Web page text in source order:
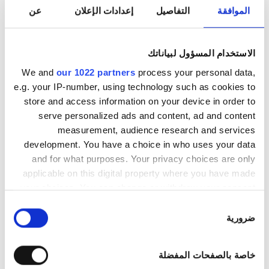
الموافقة التفاصيل إعدادات الإعلان عن
الاستخدام المسؤول لبياناتك
We and our 1022 partners process your personal data,
e.g. your IP-number, using technology such as cookies to
store and access information on your device in order to
serve personalized ads and content, ad and content
measurement, audience research and services
development. You have a choice in who uses your data
and for what purposes. Your privacy choices are only
applicable on this digital property where you have made
your choices. You can change or withdraw your consent
the Privacy trigger icon.
Collect information about your geographical
الموافقة
ضرورية
خاصة بالصفحات المفضلة
السبت 07:00 - 18:00
طاقم العمل